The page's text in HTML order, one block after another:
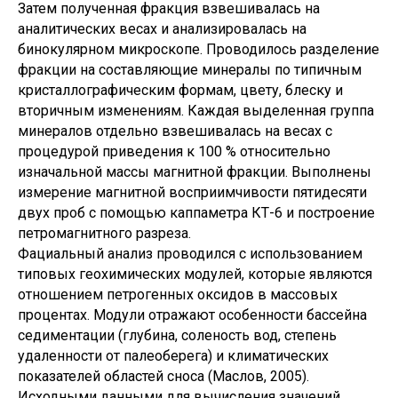
Затем полученная фракция взвешивалась на
аналитических весах и анализировалась на
бинокулярном микроскопе. Проводилось разделение
фракции на составляющие минералы по типичным
кристаллографическим формам, цвету, блеску и
вторичным изменениям. Каждая выделенная группа
минералов отдельно взвешивалась на весах с
процедурой приведения к 100 % относительно
изначальной массы магнитной фракции. Выполнены
измерение магнитной восприимчивости пятидесяти
двух проб с помощью каппаметра КТ-6 и построение
петромагнитного разреза.
Фациальный анализ проводился с использованием
типовых геохимических модулей, которые являются
отношением петрогенных оксидов в массовых
процентах. Модули отражают особенности бассейна
седиментации (глубина, соленость вод, степень
удаленности от палеоберега) и климатических
показателей областей сноса (Маслов, 2005).